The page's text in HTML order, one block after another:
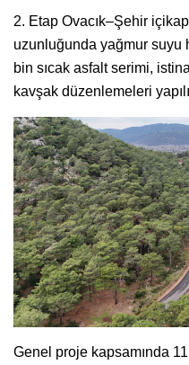
2. Etap Ovacık–Şehir
uzunluğunda yağmur suyu
bin sıcak asfalt serimi,
kavşak düzenlemeleri
Genel proje kapsamında